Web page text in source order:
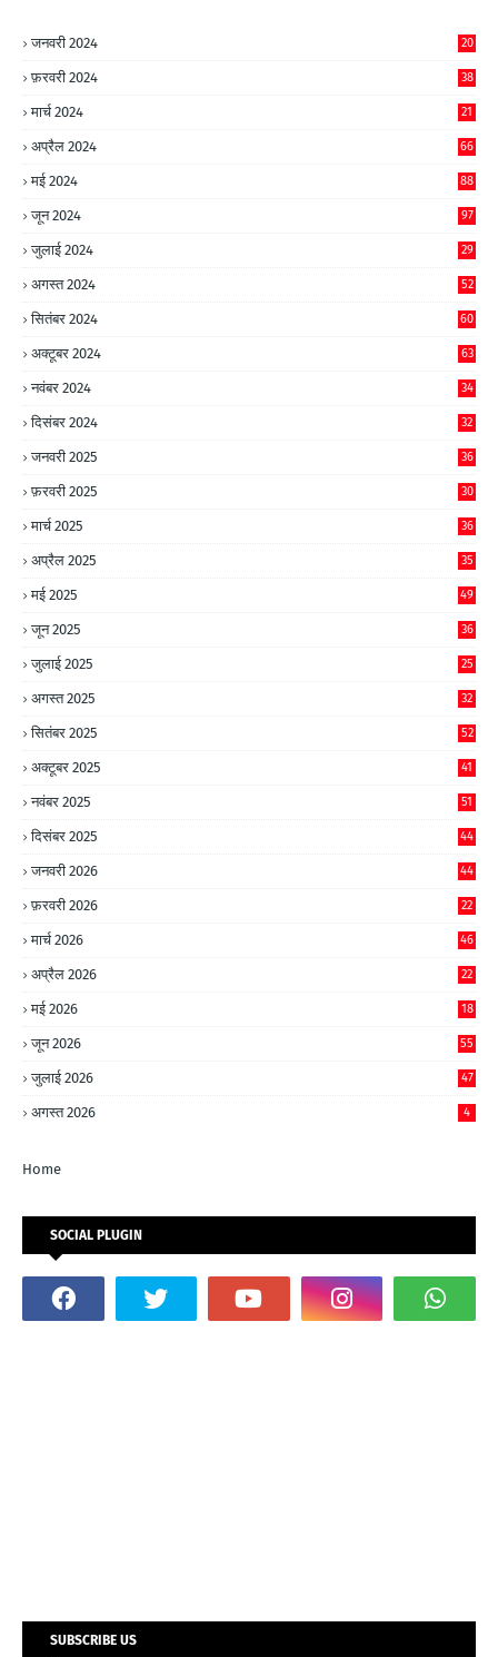
जनवरी 2024 20
फ़रवरी 2024 38
मार्च 2024 21
अप्रैल 2024 66
मई 2024 88
जून 2024 97
जुलाई 2024 29
अगस्त 2024 52
सितंबर 2024 60
अक्टूबर 2024 63
नवंबर 2024 34
दिसंबर 2024 32
जनवरी 2025 36
फ़रवरी 2025 30
मार्च 2025 36
अप्रैल 2025 35
मई 2025 49
जून 2025 36
जुलाई 2025 25
अगस्त 2025 32
सितंबर 2025 52
अक्टूबर 2025 41
नवंबर 2025 51
दिसंबर 2025 44
जनवरी 2026 44
फ़रवरी 2026 22
मार्च 2026 46
अप्रैल 2026 22
मई 2026 18
जून 2026 55
जुलाई 2026 47
अगस्त 2026 4
Home
SOCIAL PLUGIN
SUBSCRIBE US